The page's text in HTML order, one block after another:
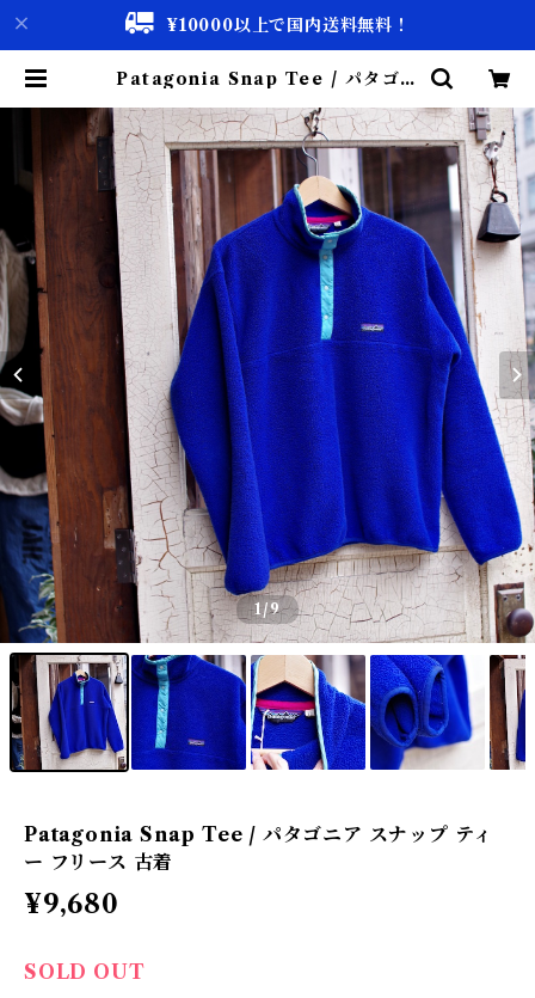
¥10000以上で国内送料無料！
Patagonia Snap Tee / パタゴニ
古着屋 仙台 biscco【古着 & Vint
age 通販】
1/9
Patagonia Snap Tee / パタゴニア スナップ ティ
ー フリース 古着
¥9,680
SOLD OUT